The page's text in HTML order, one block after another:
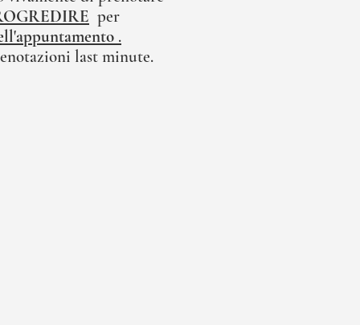
per
.
last minute.